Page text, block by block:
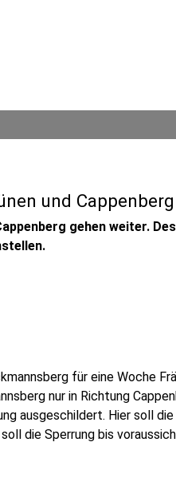
und Cappenberg
gehen weiter.
für eine Woche
nur in Richtung
ausgeschildert. Hier soll die
die Sperrung bis